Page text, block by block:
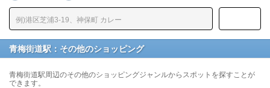
青梅街道駅：その他のショッピング
青梅街道駅周辺のその他のショッピングジャンルからスポットを探すことが
できます。